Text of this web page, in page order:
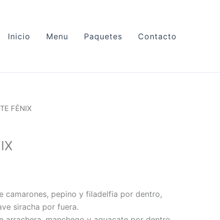
Inicio Menu Paquetes Contacto
FÉNIX
camarones, pepino y filadelfia por dentro,
siracha por fuera.